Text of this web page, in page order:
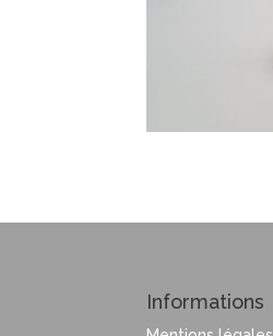
Informations